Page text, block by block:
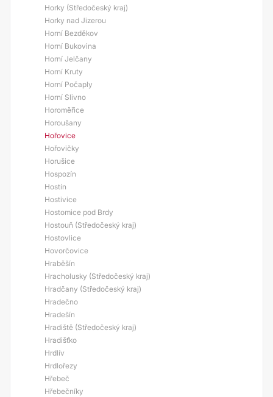
Horky (Středočeský kraj)
Horky nad Jizerou
Horní Bezděkov
Horní Bukovina
Horní Jelčany
Horní Kruty
Horní Počaply
Horní Slivno
Horoměřice
Horoušany
Hořovice
Hořovičky
Horušice
Hospozín
Hostín
Hostivice
Hostomice pod Brdy
Hostouň (Středočeský kraj)
Hostovlice
Hovorčovice
Hraběšín
Hracholusky (Středočeský kraj)
Hradčany (Středočeský kraj)
Hradečno
Hradešín
Hradiště (Středočeský kraj)
Hradišťko
Hrdlív
Hrdlořezy
Hřebeč
Hřebečníky